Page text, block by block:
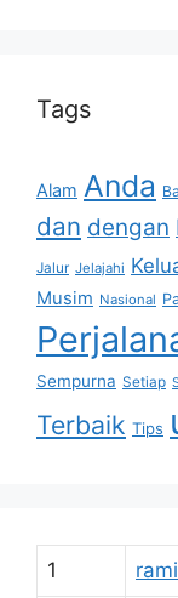
Tags
Alam Anda
dan dengan
Jalur Jelajahi
Musim Nasional
Sempurna Setiap
Terbaik Tips
1